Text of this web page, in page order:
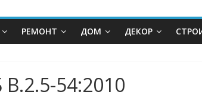
РЕМОНТ ДОМ ДЕКОР
54:2010